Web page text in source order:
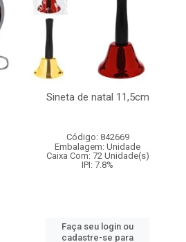
Sineta de natal 11,5cm
Código: 842669
Embalagem: Unidade
Caixa Com: 72 Unidade(s)
IPI: 7.8%
Faça seu login ou
cadastre-se para